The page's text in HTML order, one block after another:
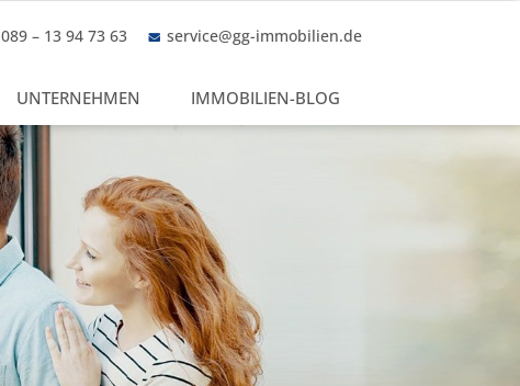
089 – 13 94 73 63 service@gg-immobilien.de
UNTERNEHMEN IMMOBILIEN-BLOG